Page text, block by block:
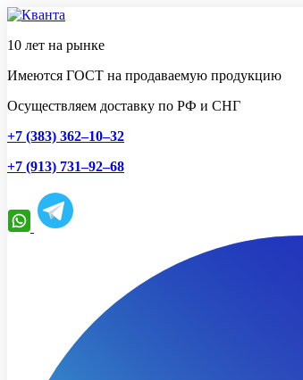
10 лет на рынке
Имеются ГОСТ на продаваемую продукцию
Осуществляем доставку по РФ и СНГ
+7 (383) 362–10–32
+7 (913) 731–92–68